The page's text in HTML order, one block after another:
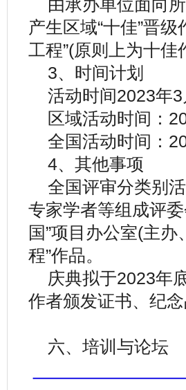
由承办单位面向
产生区域“十佳”晋
工程”(原则上为十佳
3、时间计划
活动时间2023年
区域活动时间：
全国活动时间：
4、其他事项
全国评审分类别
专家学者等组成评
国”项目办公室(主
程”作品。
庆典拟于2023年
作者颁发证书、纪
六、培训与论坛